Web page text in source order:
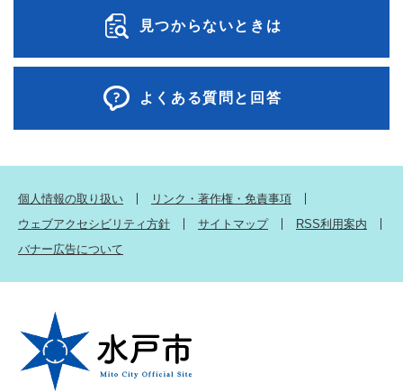
見つからないときは
よくある質問と回答
個人情報の取り扱い
リンク・著作権・免責事項
ウェブアクセシビリティ方針
サイトマップ
RSS利用案内
バナー広告について